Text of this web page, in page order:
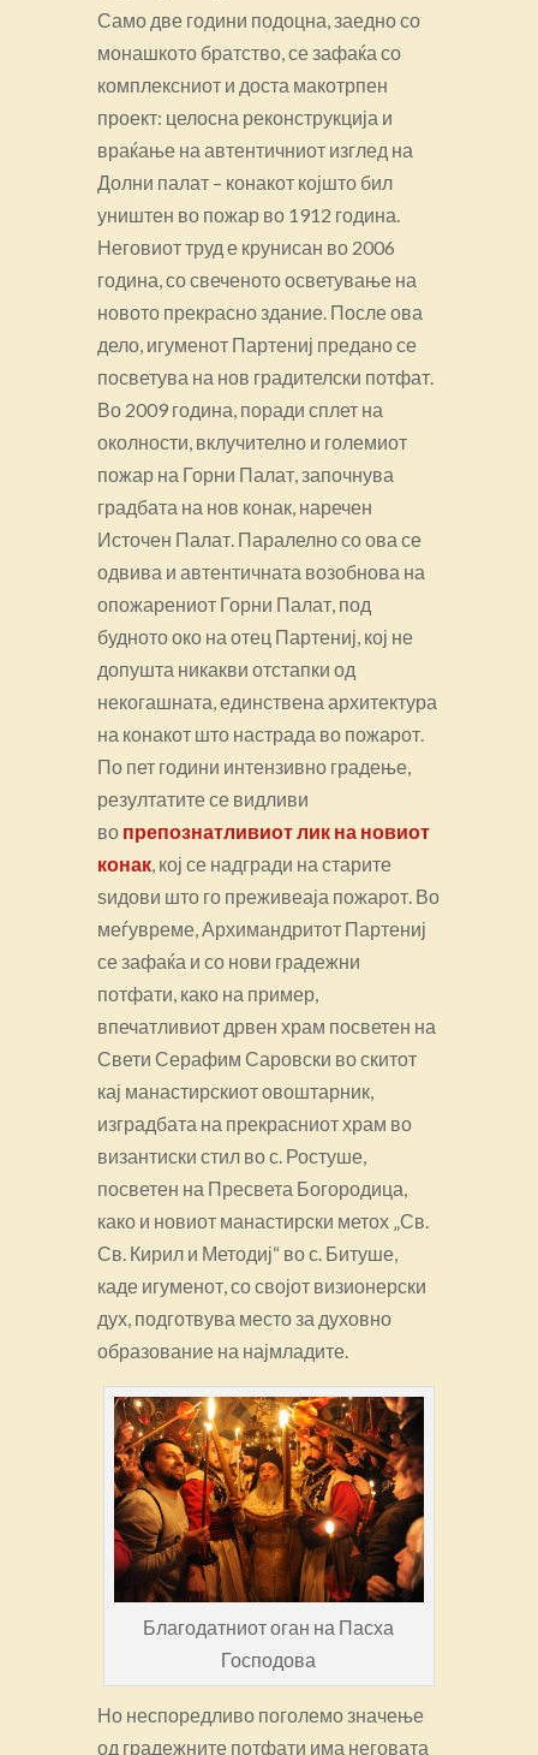
Само две години подоцна, заедно со
монашкото братство, се зафаќа со
комплексниот и доста макотрпен
проект: целосна реконструкција и
враќање на автентичниот изглед на
Долни палат – конакот којшто бил
уништен во пожар во 1912 година.
Неговиот труд е крунисан во 2006
година, со свеченото осветување на
новото прекрасно здание. После ова
дело, игуменот Партениј предано се
посветува на нов градителски потфат.
Во 2009 година, поради сплет на
околности, вклучително и големиот
пожар на Горни Палат, започнува
градбата на нов конак, наречен
Источен Палат. Паралелно со ова се
одвива и автентичната возобнова на
опожарениот Горни Палат, под
будното око на отец Партениј, кој не
допушта никакви отстапки од
некогашната, единствена архитектура
на конакот што настрада во пожарот.
По пет години интензивно градење,
резултатите се видливи
во препознатливиот лик на новиот
конак, кој се надгради на старите
ѕидови што го преживеаја пожарот. Во
меѓувреме, Архимандритот Партениј
се зафаќа и со нови градежни
потфати, како на пример,
впечатливиот дрвен храм посветен на
Свети Серафим Саровски во скитот
кај манастирскиот овоштарник,
изградбата на прекрасниот храм во
византиски стил во с. Ростуше,
посветен на Пресвета Богородица,
како и новиот манастирски метох „Св.
Св. Кирил и Методиј“ во с. Битуше,
каде игуменот, со својот визионерски
дух, подготвува место за духовно
образование на најмладите.
Благодатниот оган на Пасха
Господова
Но неспоредливо поголемо значење
од градежните потфати има неговата